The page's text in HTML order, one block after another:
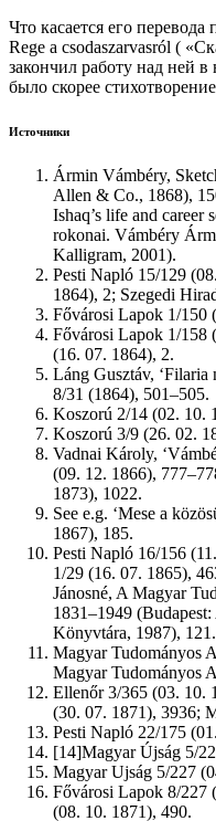
Что касается его
Rege a csodaszarvasról (
закончил работу над ней в
было скорее
Источники
Ármin Vámbéry,
Allen & Co., 1868),
Ishaq’s life and career
rokonai. Vámbéry
Kalligram, 2001).
Pesti Napló 15/129
1864), 2; Szegedi
Fővárosi Lapok 1/150
Fővárosi Lapok 1/158
(16. 07. 1864), 2.
Láng Gusztáv, ‘Filaria
8/31 (1864), 501–505.
Koszorú 2/14 (02. 10.
Koszorú 3/9 (26. 02.
Vadnai Károly,
(09. 12. 1866),
1873), 1022.
See e.g. ‘Mese a
1867), 185.
Pesti Napló 16/156
1/29 (16. 07. 1865),
Jánosné, A Magyar
1831–1949
Könyvtára, 1987), 121.
Magyar Tudományos
Magyar Tudományos
Ellenőr 3/365 (03. 10.
(30. 07. 1871), 3936;
Pesti Napló 22/175
[14]Magyar Újság 5/
Magyar Ujság 5/227
Fővárosi Lapok 8/227
(08. 10. 1871), 490.